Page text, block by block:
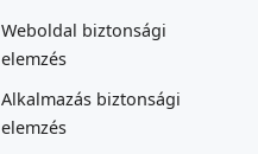
Weboldal biztonsági
elemzés
Alkalmazás biztonsági
elemzés